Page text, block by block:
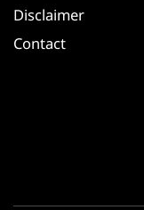
Disclaimer
Contact